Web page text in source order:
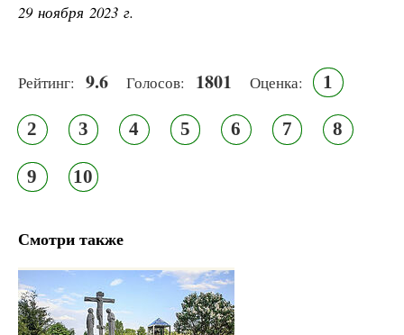
29 ноября 2023 г.
Рейтинг: 9.6 Голосов: 1801 Оценка: 1
2 3 4 5 6 7 8
9 10
Смотри также